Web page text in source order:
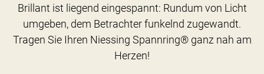
Brillant ist liegend eingespannt: Rundum von Licht
umgeben, dem Betrachter funkelnd zugewandt.
Tragen Sie Ihren Niessing Spannring® ganz nah am
Herzen!